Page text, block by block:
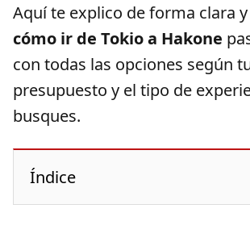
Aquí te explico de forma clara
cómo ir de Tokio a Hakone
con todas las opciones según
presupuesto y el tipo de
busques.
Índice